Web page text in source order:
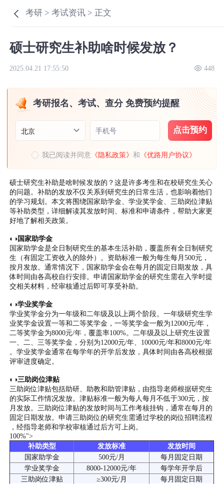
考研 >考试资讯 > 正文
硕士研究生补助啥时候发放？
2025.04.21 17:55:50 448
考研报名、考试、查分 免费预约提醒
北京 手机号 点击预约
我已阅读并同意 《隐私政策》和 《优路用户协议》
硕士研究生补助是啥时候发放的？这是许多考生和在校研究生关心
的问题。补助的发放不仅关系到研究生的日常生活，也影响着他们
的学习规划。本文将围绕国家助学金、学业奖学金、三助岗位津贴
等补助类型，详细解读其发放时间、标准和申请条件，帮助大家更
好地了解相关政策。
◐◑国家助学金
国家助学金是全日制研究生的基本生活补助，覆盖所有全日制研究
生（有固定工资收入的除外）。资助标准一般为每生每月500元，
按月发放。通常情况下，国家助学金会在每月的固定日期发放，具
体时间由各高校自行安排。申请国家助学金的研究生需在入学时提
交相关材料，经审核通过后即可享受补助。
◐◑学业奖学金
学业奖学金分为一年级和二年级及以上两个阶段。一年级研究生学
业奖学金设置一等和二等奖学金，一等奖学金一般为12000元/年，
二等奖学金为8000元/年，覆盖率100%。二年级及以上研究生设置
一、二、三等奖学金，分别为12000元/年、10000元/年和8000元/年
。学业奖学金通常在每学年的开学后发放，具体时间由各高校根据
评审进度确定。
◐◑三助岗位津贴
三助岗位津贴包括助研、助教和助管津贴，由指导老师根据研究生
的实际工作情况发放。津贴标准一般为每人每月不低于300元，按
月发放。三助岗位津贴的发放时间与工作考核挂钩，通常在每月的
固定日期发放。申请三助岗位的研究生需通过学校的岗位招聘流程
，经指导老师和学校审核通过后方可上岗。
100%">
补助类型
发放标准
发放时间
国家助学金
500元/月
每月固定日期
学业奖学金
8000-12000元/年
每学年开学后
三助岗位津贴
≥300元/月 每月固定日期